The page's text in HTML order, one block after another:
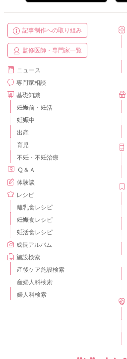
記事制作への取り組み
監修医師・専門家一覧
ニュース
専門家相談
基礎知識
妊娠前・妊活
妊娠中
出産
育児
不妊・不妊治療
Ｑ＆Ａ
体験談
レシピ
離乳食レシピ
妊娠食レシピ
妊活食レシピ
成長アルバム
施設検索
産後ケア施設検索
産婦人科検索
婦人科検索